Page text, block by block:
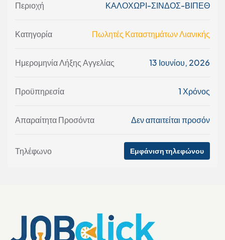
Περιοχή ΚΑΛΟΧΩΡΙ-ΣΙΝΔΟΣ-ΒΙΠΕΘ
Κατηγορία Πωλητές Καταστημάτων Λιανικής
Ημερομηνία Λήξης Αγγελίας 13 Ιουνίου, 2026
Προϋπηρεσία 1 Χρόνος
Απαραίτητα Προσόντα Δεν απαιτείται προσόν
Τηλέφωνο Εμφάνιση τηλεφώνου